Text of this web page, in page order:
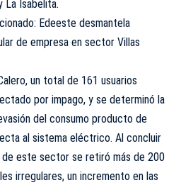
La Isabelita.
Edeeste desmantela
de empresa en sector Villas
un total de 161 usuarios
por impago, y se determinó la
del consumo producto de
al sistema eléctrico. Al concluir
de este sector se retiró más de 200
irregulares, un incremento en las